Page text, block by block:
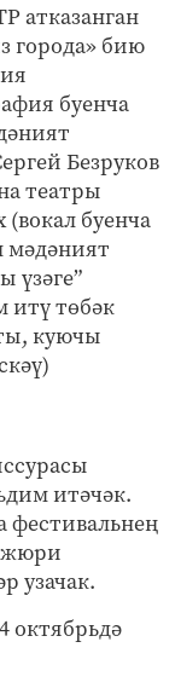
атказанган
города» бию
буенча
Безруков
театры
буенча
мәдәният
үзәге”
итү төбәк
куючы
итәчәк.
жюри
узачак.
октябрьдә